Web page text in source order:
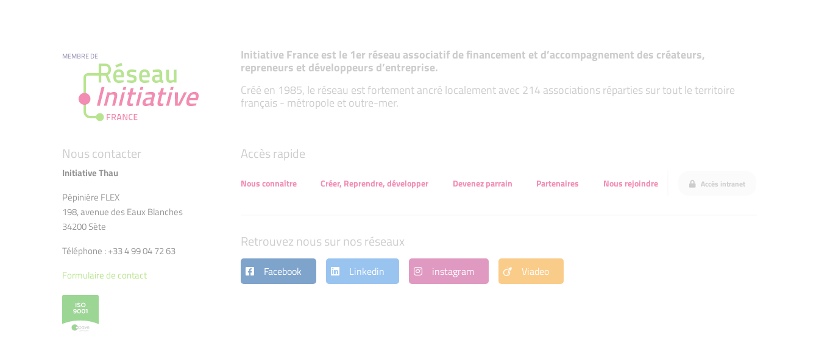
MEMBRE DE Initiative France est le 1er réseau associatif de financement et d’accompagnement des créateurs,
repreneurs et développeurs d’entreprise.
Créé en 1985, le réseau est fortement ancré localement avec 214 associations réparties sur tout le territoire
français - métropole et outre-mer.
Nous contacter
Initiative Thau
Pépinière FLEX
198, avenue des Eaux Blanches
34200 Sète
Téléphone : +33 4 99 04 72 63
Formulaire de contact
Accès rapide
Nous connaître Créer, Reprendre, développer Devenez parrain Partenaires Nous rejoindre Accès intranet
Retrouvez nous sur nos réseaux
Facebook Linkedin instagram Viadeo